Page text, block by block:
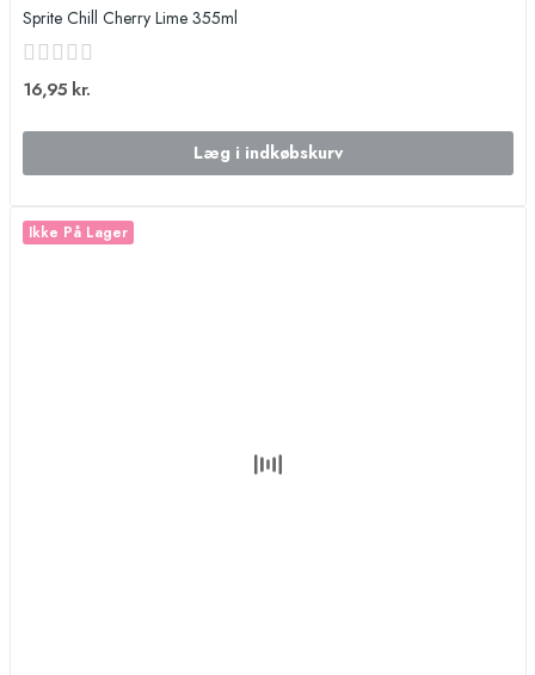
Sprite Chill Cherry Lime 355ml
16,95 kr.
Læg i indkøbskurv
Ikke På Lager